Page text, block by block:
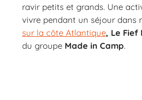
ravir petits et grands. Une
vivre pendant un séjour dans
sur la côte Atlantique, Le Fief
du groupe Made in Camp.